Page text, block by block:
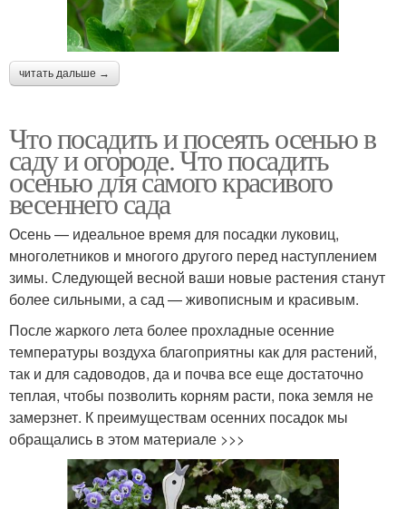
читать дальше →
Что посадить и посеять осенью в
саду и огороде. Что посадить
осенью для самого красивого
весеннего сада
Осень — идеальное время для посадки луковиц,
многолетников и многого другого перед наступлением
зимы. Следующей весной ваши новые растения станут
более сильными, а сад — живописным и красивым.
После жаркого лета более прохладные осенние
температуры воздуха благоприятны как для растений,
так и для садоводов, да и почва все еще достаточно
теплая, чтобы позволить корням расти, пока земля не
замерзнет. К преимуществам осенних посадок мы
обращались в этом материале >>>